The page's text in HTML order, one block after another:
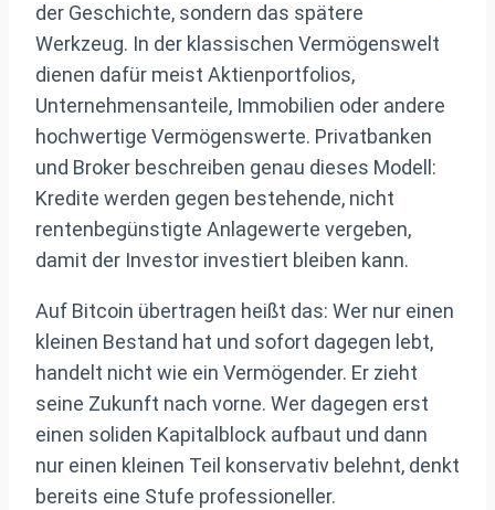
der Geschichte, sondern das spätere
Werkzeug. In der klassischen Vermögenswelt
dienen dafür meist Aktienportfolios,
Unternehmensanteile, Immobilien oder andere
hochwertige Vermögenswerte. Privatbanken
und Broker beschreiben genau dieses Modell:
Kredite werden gegen bestehende, nicht
rentenbegünstigte Anlagewerte vergeben,
damit der Investor investiert bleiben kann.
Auf Bitcoin übertragen heißt das: Wer nur einen
kleinen Bestand hat und sofort dagegen lebt,
handelt nicht wie ein Vermögender. Er zieht
seine Zukunft nach vorne. Wer dagegen erst
einen soliden Kapitalblock aufbaut und dann
nur einen kleinen Teil konservativ belehnt, denkt
bereits eine Stufe professioneller.